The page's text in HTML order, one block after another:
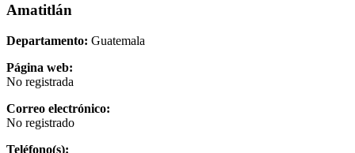
Amatitlán
Departamento: Guatemala
Página web:
No registrada
Correo electrónico:
No registrado
Teléfono(s):